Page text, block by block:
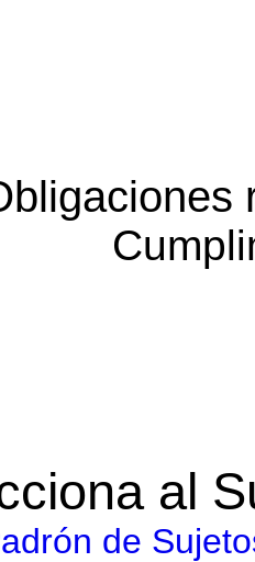
al
de